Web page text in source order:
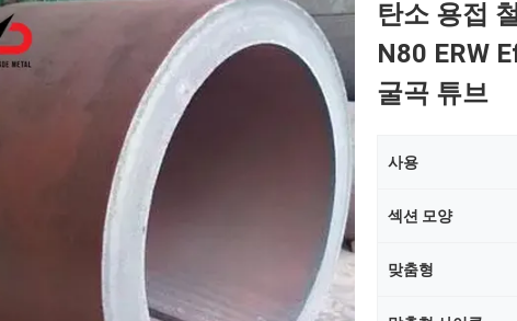
탄소 용접
N80 ERW
굴곡 튜브
사용
섹션 모양
맞춤형